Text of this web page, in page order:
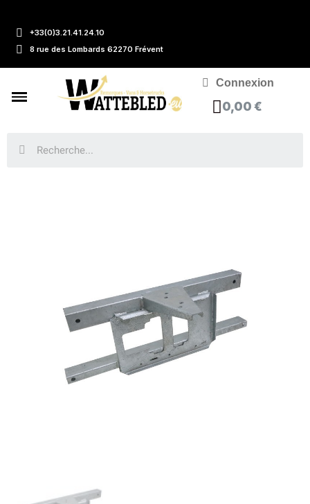
+33(0)3.21.41.24.10
8 rue des Lombards 62270 Frévent
Connexion
0,00 €